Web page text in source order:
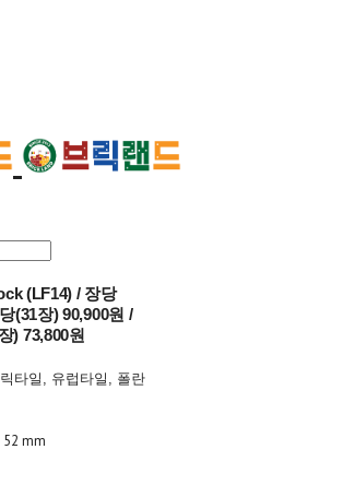
(LF14) / 장당
(31장) 90,900원 /
) 73,800원
타일, 유럽타일, 폴란
52 mm